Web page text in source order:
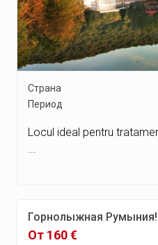
Страна
Период
Locul ideal pentru
Горнолыжная Румыния!
От 160 €